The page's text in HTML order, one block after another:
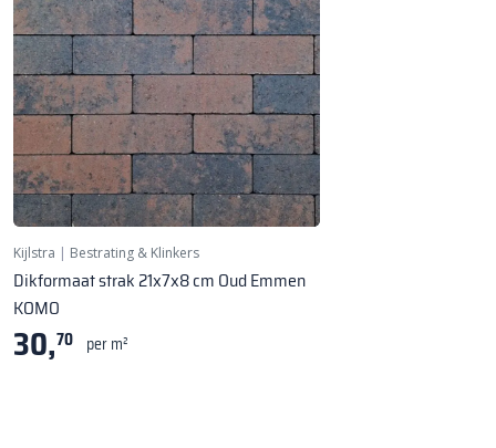
Kijlstra | Bestrating & Klinkers
Dikformaat strak 21x7x8 cm Oud Emmen
KOMO
30,70 per m²